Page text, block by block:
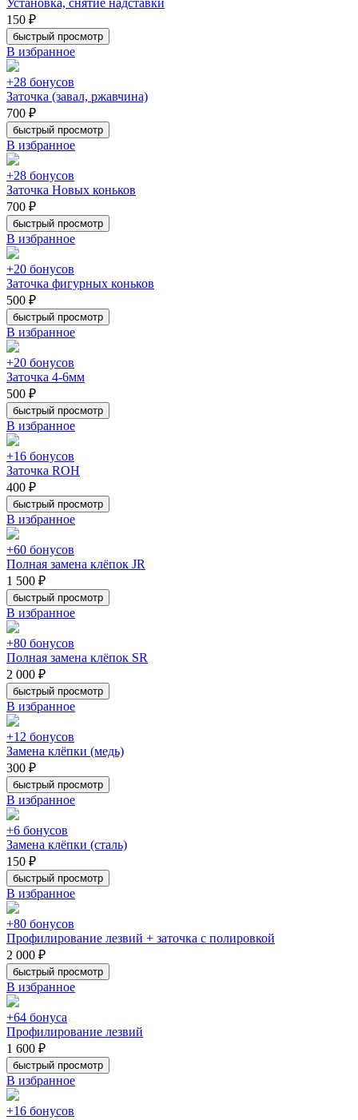
Установка, снятие надставки
150 ₽
быстрый просмотр
В избранное
+28 бонусов
Заточка (завал, ржавчина)
700 ₽
быстрый просмотр
В избранное
+28 бонусов
Заточка Новых коньков
700 ₽
быстрый просмотр
В избранное
+20 бонусов
Заточка фигурных коньков
500 ₽
быстрый просмотр
В избранное
+20 бонусов
Заточка 4-6мм
500 ₽
быстрый просмотр
В избранное
+16 бонусов
Заточка ROH
400 ₽
быстрый просмотр
В избранное
+60 бонусов
Полная замена клёпок JR
1 500 ₽
быстрый просмотр
В избранное
+80 бонусов
Полная замена клёпок SR
2 000 ₽
быстрый просмотр
В избранное
+12 бонусов
Замена клёпки (медь)
300 ₽
быстрый просмотр
В избранное
+6 бонусов
Замена клёпки (сталь)
150 ₽
быстрый просмотр
В избранное
+80 бонусов
Профилирование лезвий + заточка с полировкой
2 000 ₽
быстрый просмотр
В избранное
+64 бонуса
Профилирование лезвий
1 600 ₽
быстрый просмотр
В избранное
+16 бонусов